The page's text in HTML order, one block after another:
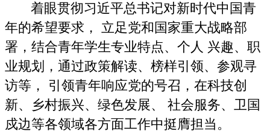
着眼贯彻习近平总书记对新时代中国青
年的希望要求， 立足党和国家重大战略部
署，结合青年学生专业特点、个人 兴趣、职
业规划，通过政策解读、榜样引领、参观寻
访等， 引领青年响应党的号召，在科技创
新、乡村振兴、绿色发展、 社会服务、卫国
戍边等各领域各方面工作中挺膺担当。